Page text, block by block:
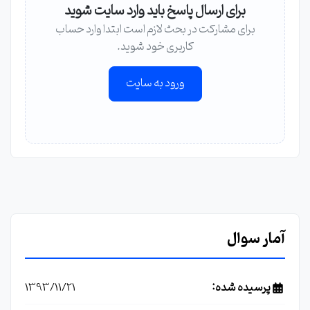
برای ارسال پاسخ باید وارد سایت شوید
برای مشارکت در بحث لازم است ابتدا وارد حساب
کاربری خود شوید.
ورود به سایت
آمار سوال
پرسیده شده: 1393/11/21